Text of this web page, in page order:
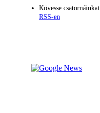
Kövesse csatornáinkat
RSS-en